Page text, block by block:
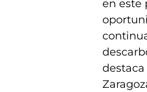
en este
destaca